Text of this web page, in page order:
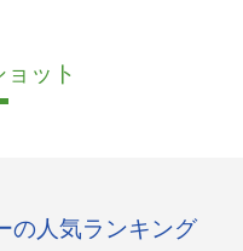
ット
の人気ランキング